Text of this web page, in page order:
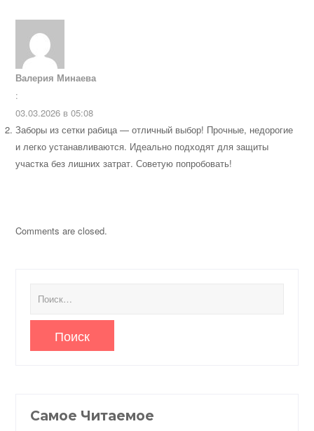
Валерия Минаева
:
03.03.2026 в 05:08
Заборы из сетки рабица — отличный выбор! Прочные, недорогие
и легко устанавливаются. Идеально подходят для защиты
участка без лишних затрат. Советую попробовать!
Comments are closed.
Самое Читаемое